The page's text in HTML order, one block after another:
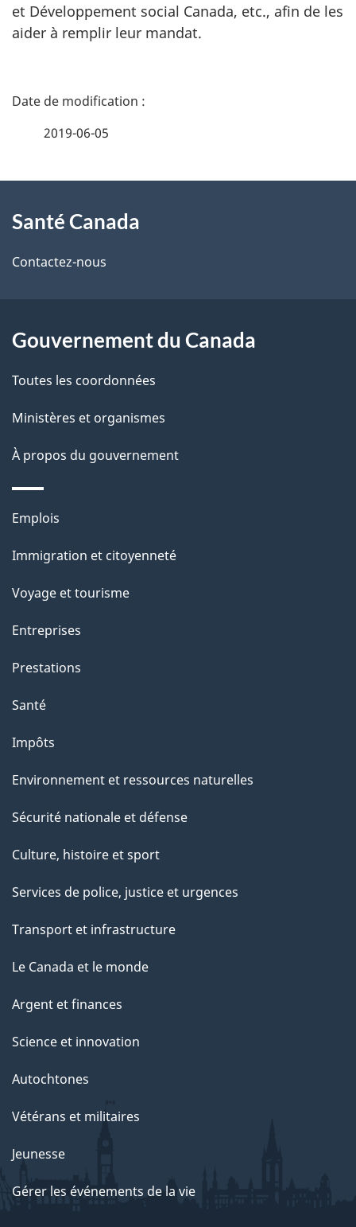
et Développement social Canada, etc., afin de les
aider à remplir leur mandat.
D
i
l
d
e
p
a
2019-06-05
propos
de
site
Santé Canada
Contactez-nous
Gouvernement du Canada
Toutes les coordonnées
Ministères et organismes
À propos du gouvernement
Thèmes
sujets
Emplois
Immigration et citoyenneté
Voyage et tourisme
Entreprises
Prestations
Santé
Impôts
Environnement et ressources naturelles
Sécurité nationale et défense
Culture, histoire et sport
Services de police, justice et urgences
Transport et infrastructure
Le Canada et le monde
Argent et finances
Science et innovation
Autochtones
Vétérans et militaires
Jeunesse
Gérer les événements de la vie